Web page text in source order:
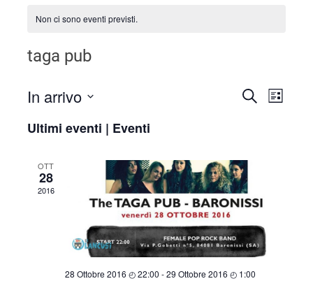
Non ci sono eventi previsti.
taga pub
Eventi
viste
CERCA
LISTA
In arrivo
la
Ultimi eventi | Eventi
OTT
28
2016
28 Ottobre 2016 ◴ 22:00 -29 Ottobre 2016 ◴ 1:00